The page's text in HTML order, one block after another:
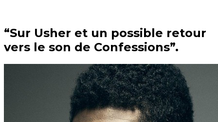
“Sur Usher et un possible retour
vers le son de Confessions”.